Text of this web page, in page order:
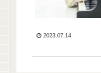
2023.07.14